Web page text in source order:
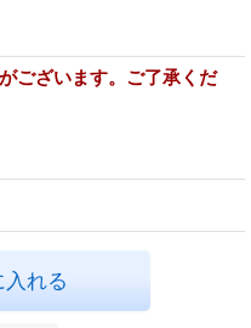
ございます。ご了承くだ
入れる